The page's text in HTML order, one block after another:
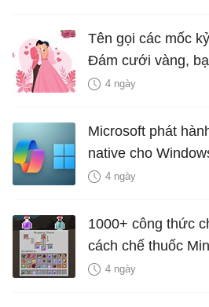
Tên gọi các mốc
Đám cưới vàng,
là bao nhiêu năm?
4 ngày
Microsoft phát
native cho
năng mới Hữu Ích
4 ngày
1000+ công thức
cách chế thuốc
4 ngày